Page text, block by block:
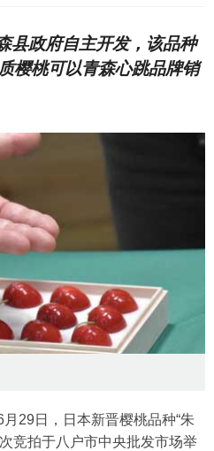
县政府自主开发，该品种
樱桃可以青森心跳品牌销
29日，日本新晋樱桃品种“朱
竞拍于八户市中央批发市场举